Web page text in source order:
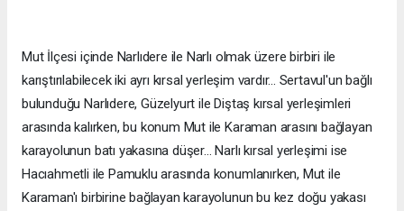
Mut İlçesi içinde Narlıdere ile Narlı olmak üzere birbiri ile
karıştırılabilecek iki ayrı kırsal yerleşim vardır... Sertavul'un bağlı
bulunduğu Narlıdere, Güzelyurt ile Diştaş kırsal yerleşimleri
arasında kalırken, bu konum Mut ile Karaman arasını bağlayan
karayolunun batı yakasına düşer... Narlı kırsal yerleşimi ise
Hacıahmetli ile Pamuklu arasında konumlanırken, Mut ile
Karaman'ı birbirine bağlayan karayolunun bu kez doğu yakası